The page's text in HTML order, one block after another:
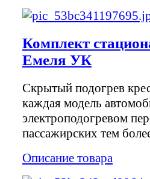
Комплект
Емеля УК
Скрытый подогрев
каждая модель
электроподогревом
пассажирских тем
Описание товара